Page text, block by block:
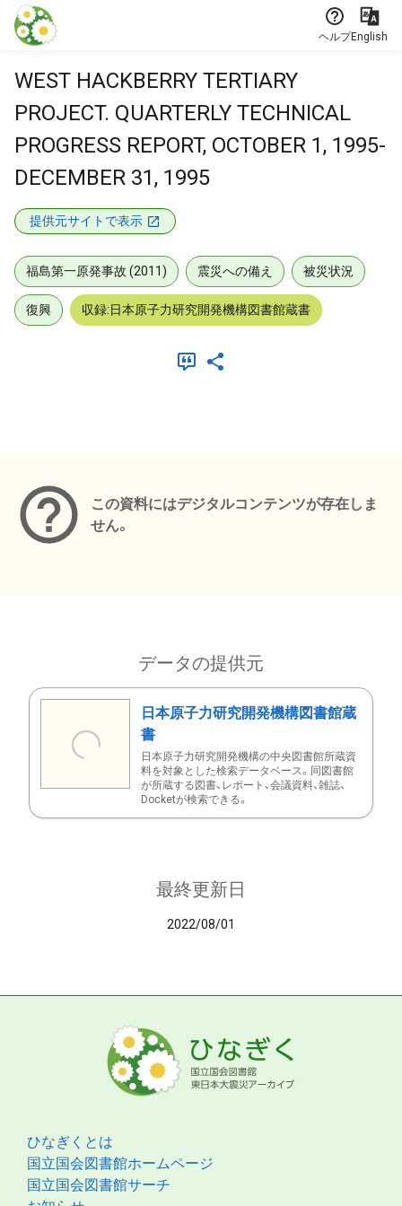
本文に飛ぶ
ヘルプEnglish
WEST HACKBERRY TERTIARY
PROJECT. QUARTERLY TECHNICAL
PROGRESS REPORT, OCTOBER 1, 1995-
DECEMBER 31, 1995
提供元サイトで表示
福島第一原発事故 (2011) 震災への備え 被災状況
復興 収録:日本原子力研究開発機構図書館蔵書
この資料にはデジタルコンテンツが存在しま
せん。
データの提供元
日本原子力研究開発機構図書館蔵
書
日本原子力研究開発機構の中央図書館所蔵資
料を対象とした検索データベース。同図書館
が所蔵する図書、レポート、会議資料、雑誌、
Docketが検索できる。
最終更新日
2022/08/01
ひなぎくとは
国立国会図書館ホームページ
国立国会図書館サーチ